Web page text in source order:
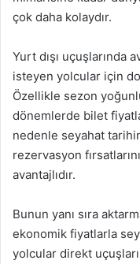
çok daha kolaydır.
Yurt dışı uçuşlarında
isteyen yolcular için
Özellikle sezon
dönemlerde bilet
nedenle seyahat
rezervasyon
avantajlıdır.
Bunun yanı sıra
ekonomik fiyatlarla
yolcular direkt